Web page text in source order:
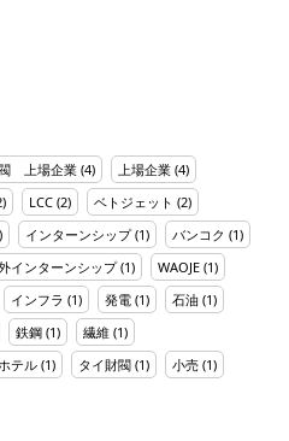
上場企業 (4) 上場企業 (4)
LCC (2) ベトジェット (2)
インターンシップ(1) バンコク (1)
インターンシップ(1) WAOJE (1)
インフラ (1) 発電 (1) 石油 (1)
鉄鋼 (1) 繊維 (1)
テル (1) タイ財閥 (1) 小売 (1)